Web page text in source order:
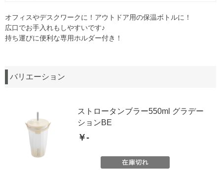
オフィスやデスクワークに！アウトドア用の保温ボトルに！
広口でお手入れもしやすいです♪
持ち運びに便利な専用ホルダー付き！
バリエーション
ストロータンブラー550ml グラデー
ションBE
￥-